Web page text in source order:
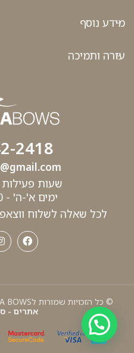
מידע נוסף
עזרה ותמיכה
2418
שעות
ימים א'-ה' - 21:00- 09:00
לכל שאלה לשלוח
© כל הזכויות שמורות לTAMARA BOWS |
אתרים -